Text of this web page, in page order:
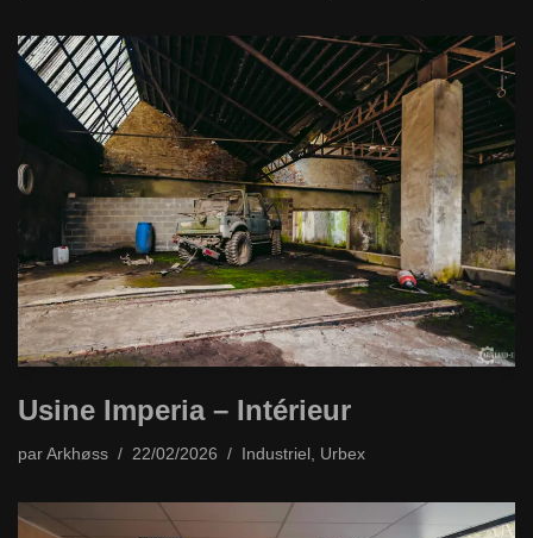
Usine Imperia – Intérieur
par Arkhøss 22/02/2026 Industriel , Urbex